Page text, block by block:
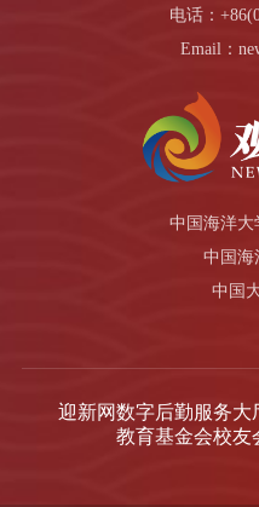
电话：
Email：
中国海洋大
中国海
中国
迎新网数字后勤服务大
教育基金会校友